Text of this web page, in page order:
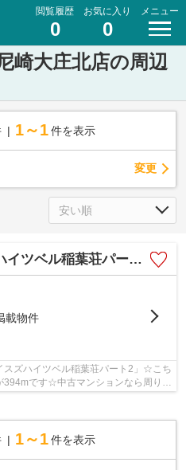
閲覧履歴
0
お気に入り
0
メニュー
崎大庄北店の周辺
1～1 件を表示
変更
ツベル稲葉荘パート2
載物件
スズハイツベル稲葉荘パート2」☆こち
394mです☆中古マンションなら周りに
1～1 件を表示